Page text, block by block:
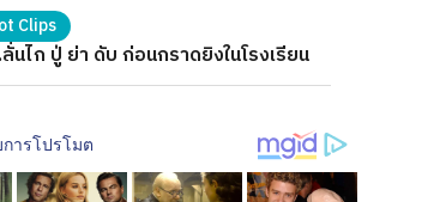
Clips
นไก ปู่ ย่า ดับ ก่อนกราดยิงในโรงเรียน